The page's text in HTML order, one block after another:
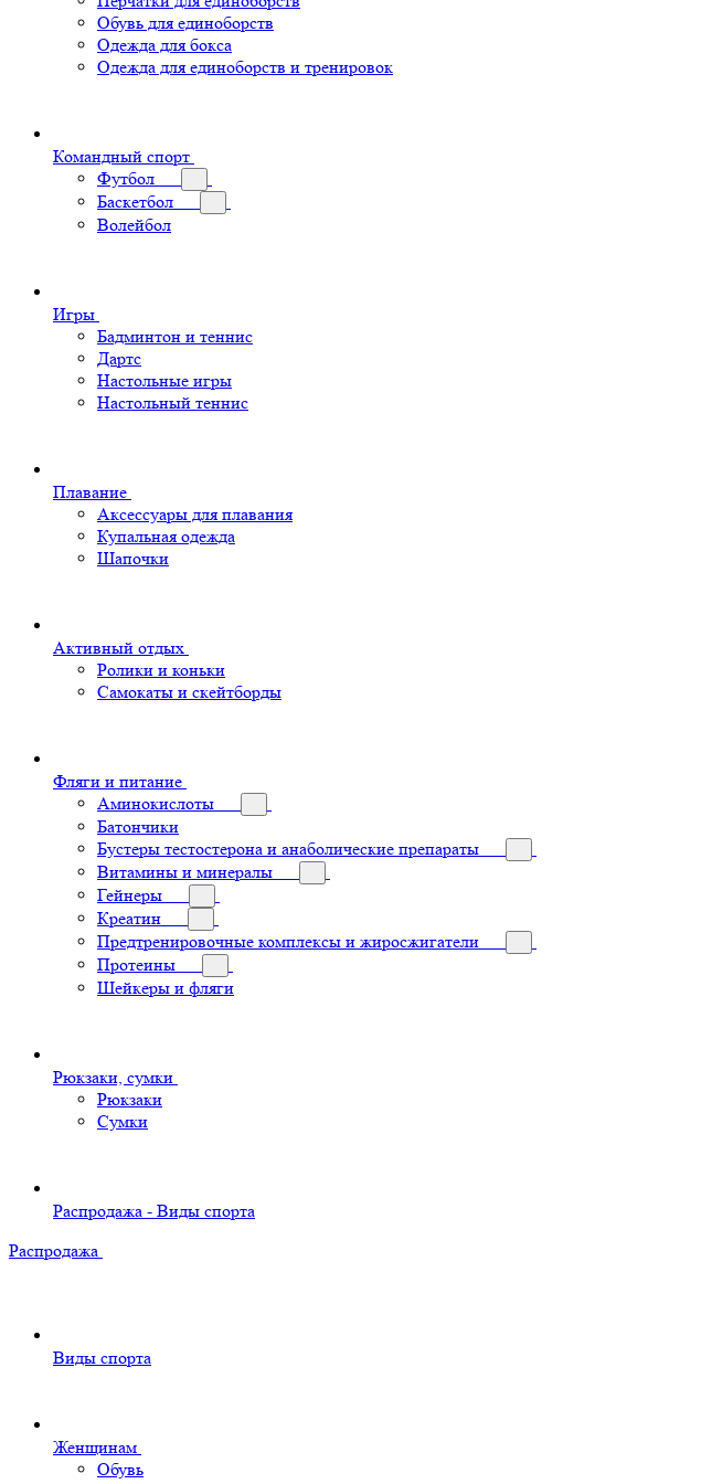
Обувь для единоборств
Одежда для бокса
Одежда для единоборств и тренировок
Командный спорт
Футбол
Баскетбол
Волейбол
Игры
Бадминтон и теннис
Дартс
Настольные игры
Настольный теннис
Плавание
Аксессуары для плавания
Купальная одежда
Шапочки
Активный отдых
Ролики и коньки
Самокаты и скейтборды
Фляги и питание
Аминокислоты
Батончики
Бустеры тестостерона и анаболические препараты
Витамины и минералы
Гейнеры
Креатин
Предтренировочные комплексы и жиросжигатели
Протеины
Шейкеры и фляги
Рюкзаки, сумки
Рюкзаки
Сумки
Распродажа - Виды спорта
Распродажа
Виды спорта
Женщинам
Обувь